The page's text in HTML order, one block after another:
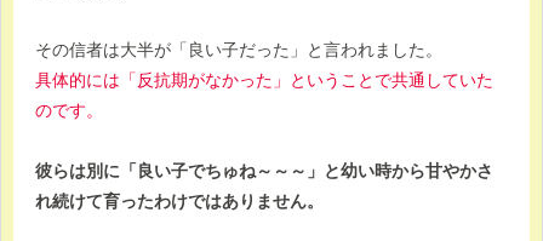
その信者は大半が「良い子だった」と言われました。
具体的には「反抗期がなかった」ということで共通していた
のです。
彼らは別に「良い子でちゅね～～～」と幼い時から甘やかさ
れ続けて育ったわけではありません。